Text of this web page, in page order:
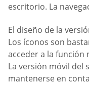
escritorio. La
El diseño de la
Los íconos son
acceder a la función
La versión móvil del
mantenerse en